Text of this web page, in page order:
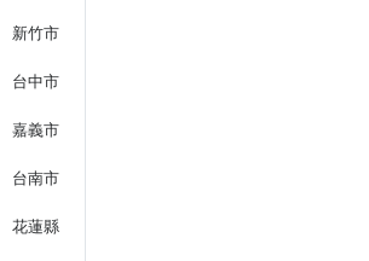
新竹市
台中市
嘉義市
台南市
花蓮縣